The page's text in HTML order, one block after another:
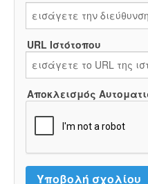
URL Ιστότοπου
Αποκλεισμός